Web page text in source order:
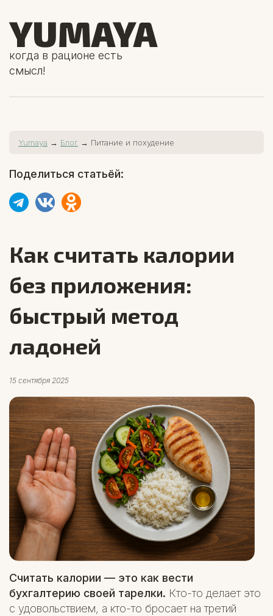
YUMAYA
когда в рационе есть
смысл!
Yumaya → Блог → Питание и похудение
Поделиться статьёй:
Как считать калории
без приложения:
быстрый метод
ладоней
15 сентября 2025
Считать калории — это как вести
бухгалтерию своей тарелки. Кто-то делает это
с удовольствием, а кто-то бросает на третий